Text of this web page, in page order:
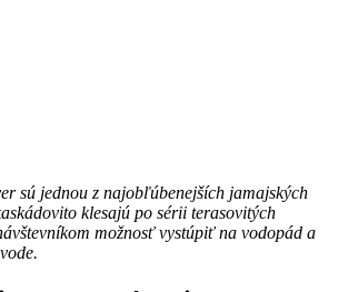
sú jednou z najobľúbenejších jamajských
klesajú po sérii terasovitých
možnosť vystúpiť na vodopád a